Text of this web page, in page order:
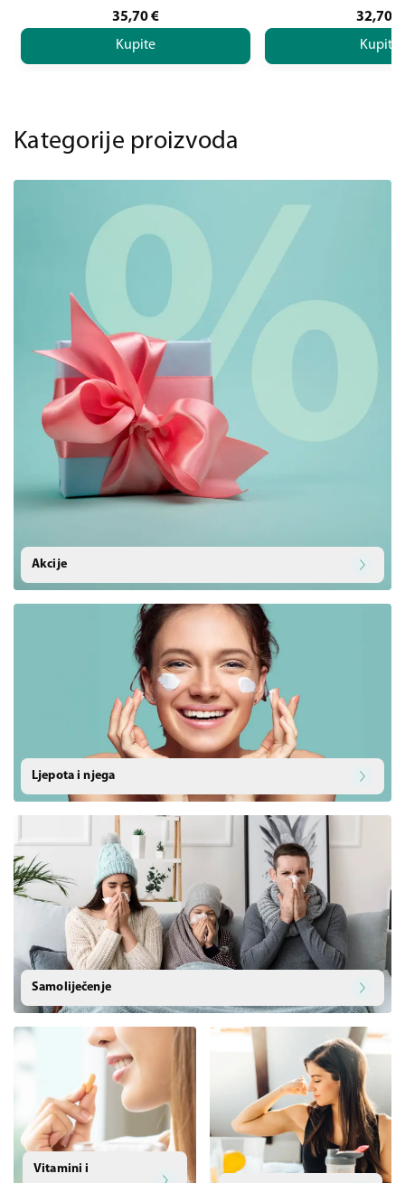
35,70€
Kupite
32,70
Kupite
Kategorije proizvoda
Akcije
Ljepota i njega
Samoliječenje
Vitamini i